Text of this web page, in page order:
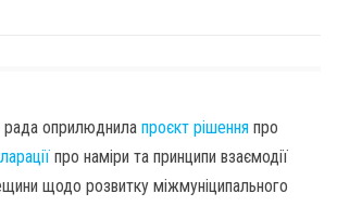
рада оприлюднила проєкт рішення про
про наміри та принципи взаємодії
щодо розвитку міжмуніципального